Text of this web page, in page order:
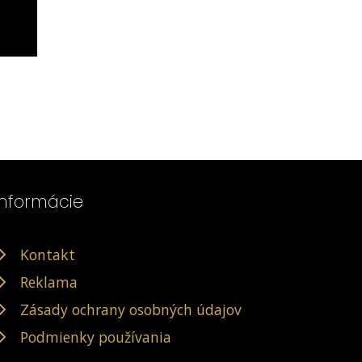
Kontakt
Reklama
Zásady ochrany osobných údajov
Podmienky používania